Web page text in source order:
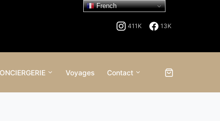
411K 13K
Voyages Contact
French